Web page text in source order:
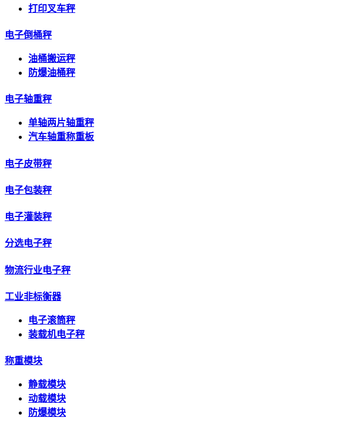
打印叉车秤
电子倒桶秤
油桶搬运秤
防爆油桶秤
电子轴重秤
单轴两片轴重秤
汽车轴重称重板
电子皮带秤
电子包装秤
电子灌装秤
分选电子秤
物流行业电子秤
工业非标衡器
电子滚筒秤
装载机电子秤
称重模块
静载模块
动载模块
防爆模块